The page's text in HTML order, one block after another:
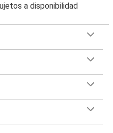
a disponibilidad